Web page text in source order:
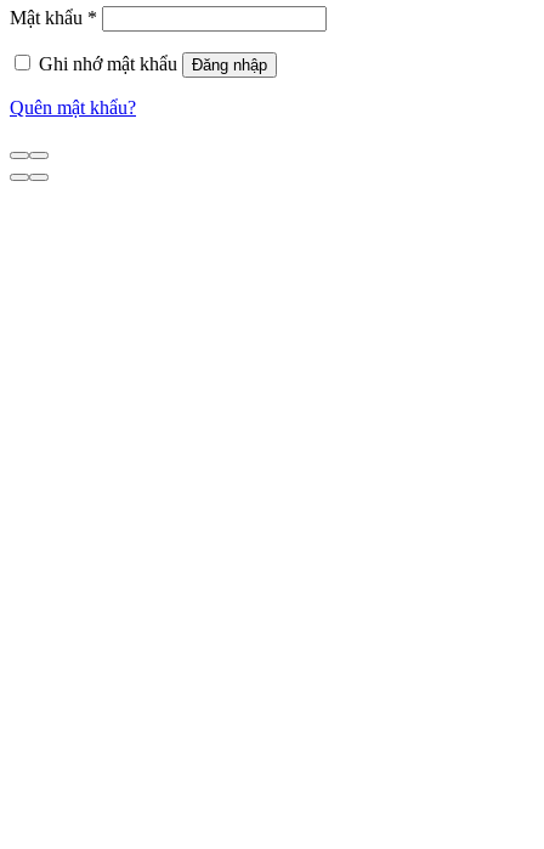
Mật khẩu *
Ghi nhớ mật khẩu Đăng nhập
Quên mật khẩu?